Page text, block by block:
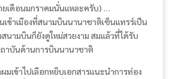
ยเดือนมกราคมนั่นแหละครับ) …
ข้าเมืองที่สนามบินนานาชาติเซ็นแทรร์เป็น
นามบินก็ยังดูใหม่สวยงาม สมแล้วที่ได้รับ
ถาบันด้านการบินนานาชาติ
เข้าไปเลือกหยิบเอกสารแนะนำการท่อง